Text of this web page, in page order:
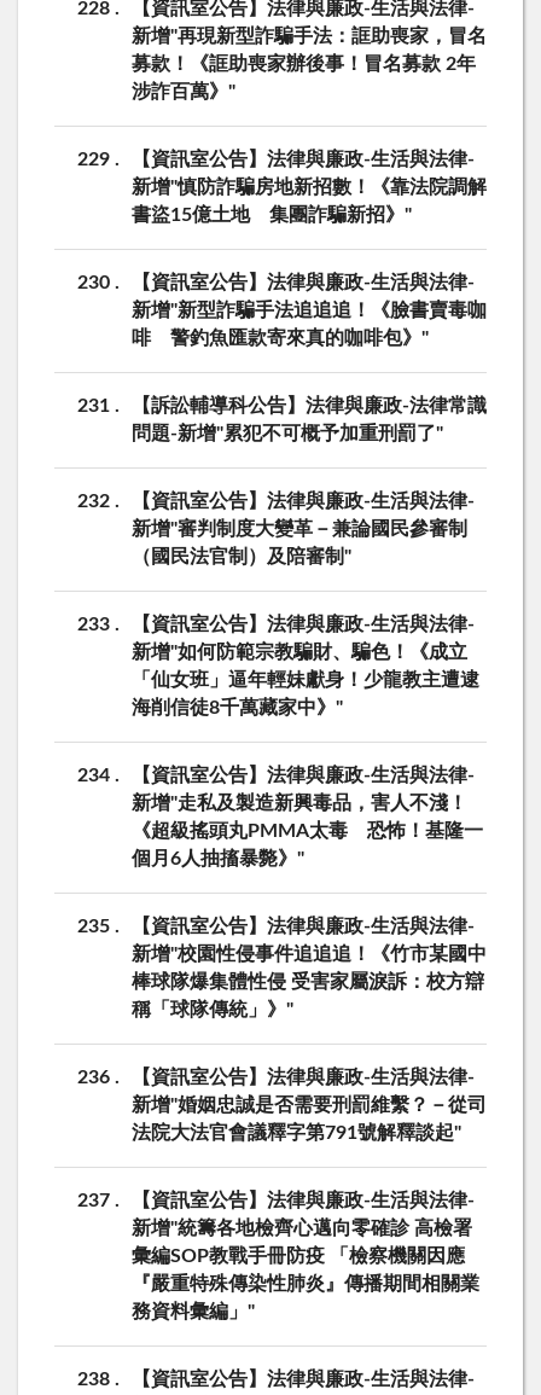
228
【資訊室公告】法律與廉政-生活與法律-
新增"再現新型詐騙手法：誆助喪家，冒名
募款！《誆助喪家辦後事！冒名募款 2年
涉詐百萬》"
229
【資訊室公告】法律與廉政-生活與法律-
新增"慎防詐騙房地新招數！《靠法院調解
書盜15億土地 集團詐騙新招》"
230
【資訊室公告】法律與廉政-生活與法律-
新增"新型詐騙手法追追追！《臉書賣毒咖
啡 警釣魚匯款寄來真的咖啡包》"
231
【訴訟輔導科公告】法律與廉政-法律常識
問題-新增"累犯不可概予加重刑罰了"
232
【資訊室公告】法律與廉政-生活與法律-
新增"審判制度大變革－兼論國民參審制
（國民法官制）及陪審制"
233
【資訊室公告】法律與廉政-生活與法律-
新增"如何防範宗教騙財、騙色！《成立
「仙女班」逼年輕妹獻身！少龍教主遭逮
海削信徒8千萬藏家中》"
234
【資訊室公告】法律與廉政-生活與法律-
新增"走私及製造新興毒品，害人不淺！
《超級搖頭丸PMMA太毒 恐怖！基隆一
個月6人抽搐暴斃》"
235
【資訊室公告】法律與廉政-生活與法律-
新增"校園性侵事件追追追！《竹市某國中
棒球隊爆集體性侵 受害家屬淚訴：校方辯
稱「球隊傳統」》"
236
【資訊室公告】法律與廉政-生活與法律-
新增"婚姻忠誠是否需要刑罰維繫？－從司
法院大法官會議釋字第791號解釋談起"
237
【資訊室公告】法律與廉政-生活與法律-
新增"統籌各地檢齊心邁向零確診 高檢署
彙編SOP教戰手冊防疫 「檢察機關因應
『嚴重特殊傳染性肺炎』傳播期間相關業
務資料彙編」"
238
【資訊室公告】法律與廉政-生活與法律-